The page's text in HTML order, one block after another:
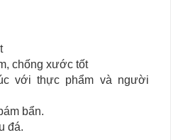
chống xước tốt
với thực phẩm và người
bẩn.
đá.